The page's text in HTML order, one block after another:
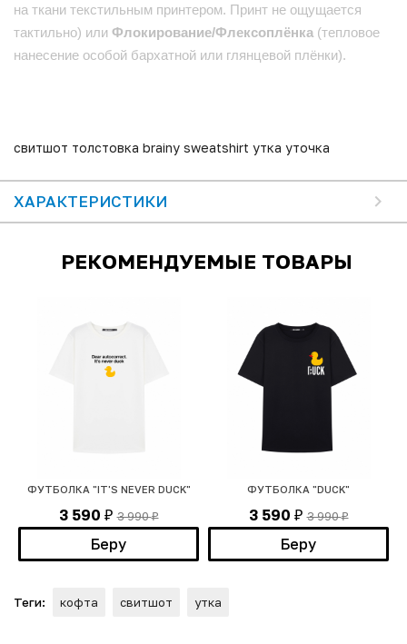
на ткани текстильным принтером. Принт не ощущается
тактильно) или Флокирование/Флексоплёнка (тепловое
нанесение особой бархатной или глянцевой плёнки).
свитшот толстовка brainy sweatshirt утка уточка
ХАРАКТЕРИСТИКИ
РЕКОМЕНДУЕМЫЕ ТОВАРЫ
ФУТБОЛКА "IT'S NEVER DUCK"
3 590 ₽ 3 990₽
Беру
ФУТБОЛКА "DUCK"
3 590 ₽ 3 990₽
Беру
Теги: кофта свитшот утка